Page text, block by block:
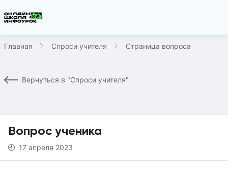
Главная Спроси учителя Страница вопроса
Вернуться в "Спроси учителя"
Вопрос ученика
17 апреля 2023